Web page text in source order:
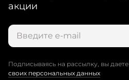
акции
Подписываясь на рассылку, вы даете
своих персональных данных